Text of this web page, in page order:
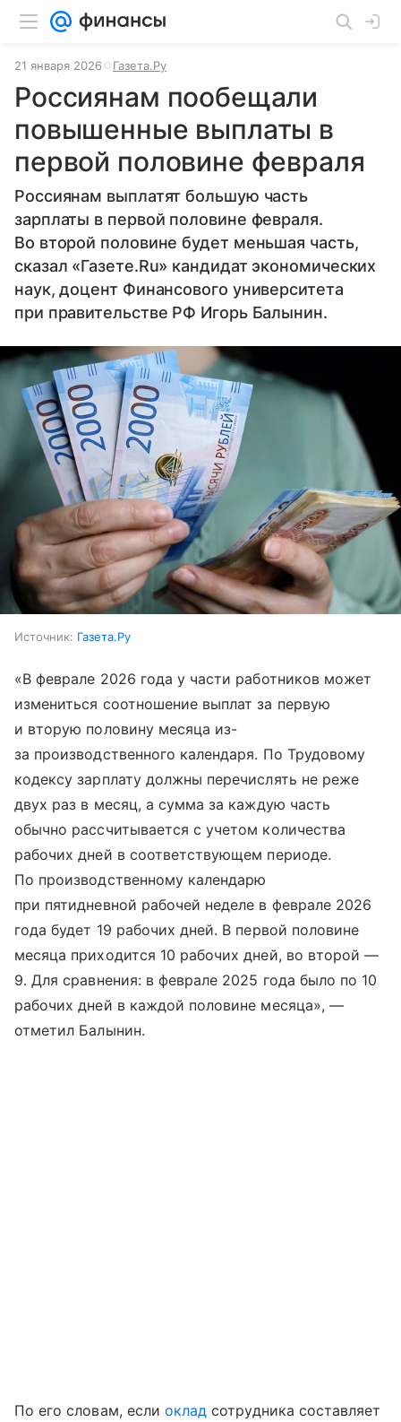
21 января 2026 Газета.Ру
Россиянам пообещали
повышенные выплаты в
первой половине февраля
Россиянам выплатят большую часть
зарплаты в первой половине февраля.
Во второй половине будет меньшая часть,
сказал «Газете.Ru» кандидат экономических
наук, доцент Финансового университета
при правительстве РФ Игорь Балынин.
Источник: Газета.Ру
«В феврале 2026 года у части работников может
измениться соотношение выплат за первую
и вторую половину месяца из-
за производственного календаря. По Трудовому
кодексу зарплату должны перечислять не реже
двух раз в месяц, а сумма за каждую часть
обычно рассчитывается с учетом количества
рабочих дней в соответствующем периоде.
По производственному календарю
при пятидневной рабочей неделе в феврале 2026
года будет 19 рабочих дней. В первой половине
месяца приходится 10 рабочих дней, во второй —
9. Для сравнения: в феврале 2025 года было по 10
рабочих дней в каждой половине месяца», —
отметил Балынин.
По его словам, если оклад сотрудника составляет